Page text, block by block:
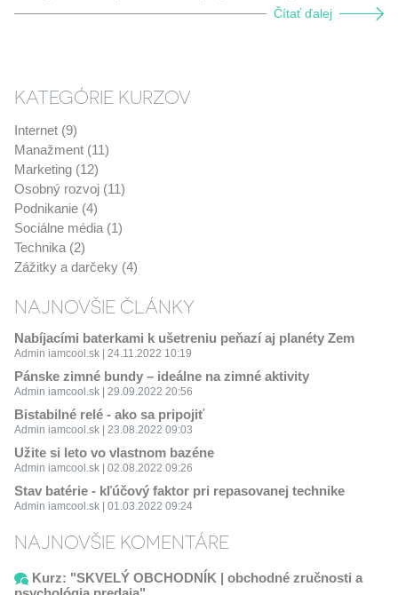
Čítať ďalej
KATEGÓRIE KURZOV
Internet (9)
Manažment (11)
Marketing (12)
Osobný rozvoj (11)
Podnikanie (4)
Sociálne média (1)
Technika (2)
Zážitky a darčeky (4)
NAJNOVŠIE ČLÁNKY
Nabíjacími baterkami k ušetreniu peňazí aj planéty Zem
Admin iamcool.sk | 24.11.2022 10:19
Pánske zimné bundy – ideálne na zimné aktivity
Admin iamcool.sk | 29.09.2022 20:56
Bistabilné relé - ako sa pripojiť
Admin iamcool.sk | 23.08.2022 09:03
Užite si leto vo vlastnom bazéne
Admin iamcool.sk | 02.08.2022 09:26
Stav batérie - kľúčový faktor pri repasovanej technike
Admin iamcool.sk | 01.03.2022 09:24
NAJNOVŠIE KOMENTÁRE
Kurz: "SKVELÝ OBCHODNÍK | obchodné zručnosti a